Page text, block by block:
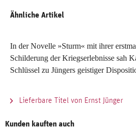
Ähnliche Artikel
In der Novelle »Sturm« mit ihrer
Schilderung der Kriegserlebnisse sah
Schlüssel zu Jüngers geistiger
Lieferbare Titel von Ernst Jünger
Kunden kauften auch